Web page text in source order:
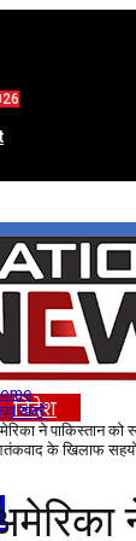
HOME
ताज़ा खबरें
देश
विदेश
राज्य
उत्तर प्रदेश
खबरें
ने पाकिस्तान को
के खिलाफ